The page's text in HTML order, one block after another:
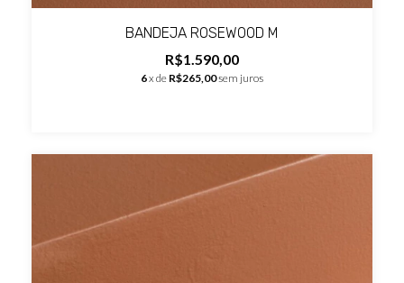
BANDEJA ROSEWOOD M
R$1.590,00
6x de R$265,00sem juros